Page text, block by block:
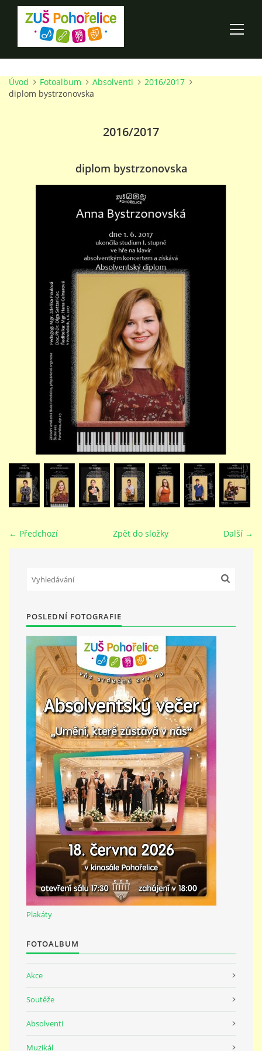
ÚVOD
TALENTOVÉ ZKOUŠKY
STUDIJNÍ OBORY
GALERIE
VIDEA - FILMOVÁ TVORBA
PEDAGOGICKÝ SBOR
DOKUMENTY / KE STAŽENÍ
KURZY
PŘÍMĚSTSKÝ TÁBOR
MISS VÝTVARNÝ MODEL
ZAMĚSTNÁNÍ
DOTACE
GDPR
ZUŠ Pohořelice
Školní 462
Pohořelice
691 23
© 2026 eStránky.cz |Tisk|Nahoru ↑
Úvod Fotoalbum Absolventi
2016/2017
diplom bystrzonovska
2016/2017
diplom bystrzonovska
← Předchozí Další →
Zpět do složky
POSLEDNÍ FOTOGRAFIE
Plakáty
FOTOALBUM
Akce
Soutěže
Absolventi
Muzikál